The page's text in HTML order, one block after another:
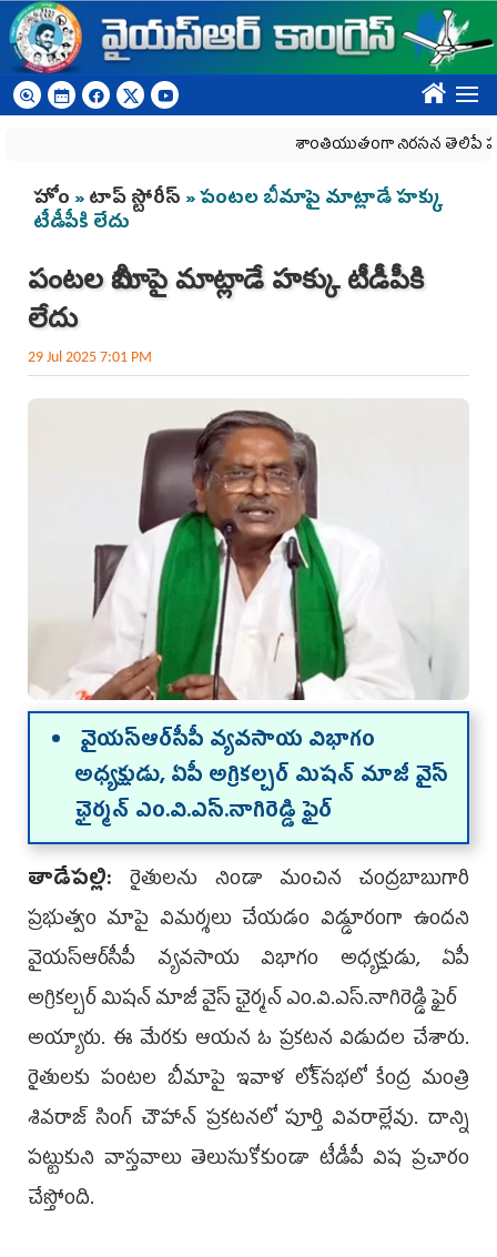
Skip to main content
????
శాంతియుతంగా నిరసన తెలిపే
You are here
హోం»టాప్ స్టోరీస్ » పంటల బీమాపై మాట్లాడే హక్కు
టీడీపీకి లేదు
పంటల బీమాపై మాట్లాడే హక్కు టీడీపీకి
లేదు
29 Jul 2025 7:01 PM
వైయ‌స్ఆర్‌సీపీ వ్యవసాయ విభాగం
అధ్యక్షుడు, ఏపీ అగ్రికల్చర్‌ మిషన్‌ మాజీ వైస్‌
ఛైర్మన్‌ ఎం.వి.ఎస్‌.నాగిరెడ్డి ఫైర్‌
తాడేప‌ల్లి:రైతులను నిండా మంచిన చంద్రబాబుగారి
ప్రభుత్వం మాపై విమర్శలు చేయడం విడ్డూరంగా ఉంద‌ని
వైయ‌స్ఆర్‌సీపీ వ్యవసాయ విభాగం అధ్యక్షుడు, ఏపీ
అగ్రికల్చర్‌ మిషన్‌ మాజీ వైస్‌ ఛైర్మన్‌ ఎం.వి.ఎస్‌.నాగిరెడ్డి ఫైర్‌
అయ్యారు. ఈ మేర‌కు ఆయ‌న ఓ ప్ర‌క‌ట‌న విడుద‌ల చేశారు.
రైతులకు పంటల బీమాపై ఇవాళ లోక్‌సభలో కేంద్ర మంత్రి
శివరాజ్ సింగ్‌ చౌహాన్‌ ప్రకటనలో పూర్తి వివరాల్లేవు. దాన్ని
పట్టుకుని వాస్తవాలు తెలుసుకోకుండా టీడీపీ విష ప్రచారం
చేస్తోంది.